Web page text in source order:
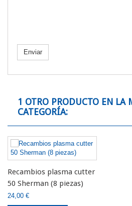
Enviar
1 OTRO PRODUCTO EN LA
CATEGORÍA:
Recambios plasma cutter
50 Sherman (8 piezas)
24,00 €